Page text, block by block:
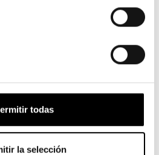
todas
la selección
& COLLECT